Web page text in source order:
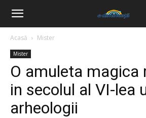
Acasă Mister
Mister
O amuleta magica
in secolul al VI-lea
arheologii